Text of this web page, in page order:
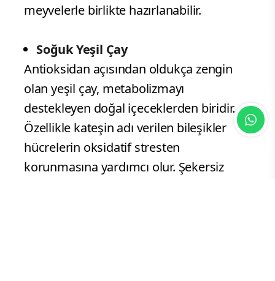
meyvelerle birlikte hazırlanabilir.
Soğuk Yeşil Çay
Antioksidan açısından oldukça zengin
olan yeşil çay, metabolizmayı
destekleyen doğal içeceklerden biridir.
Özellikle kateşin adı verilen bileşikler
hücrelerin oksidatif stresten
korunmasına yardımcı olur. Şekersiz